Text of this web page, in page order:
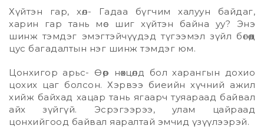
Хүйтэн гар, хөл- Гадаа бүгчим халуун байдаг,
харин гар тань мөс шиг хүйтэн байна уу? Энэ
шинж тэмдэг эмэгтэйчүүдэд түгээмэл зүйл бөгөөд
цус багадалтын нэг шинж тэмдэг юм.
Цонхигор арьс- Өөр нөхцөлд бол харангын дохио
цохих цаг болсон. Хэрвээ биеийн хүчний ажил
хийж байхад хацар тань ягаарч туяараад байвал
айх зүйгүй. Эсрэгээрээ, улам цайраад
цонхийгоод байвал яаралтай эмчид үзүүлээрэй.